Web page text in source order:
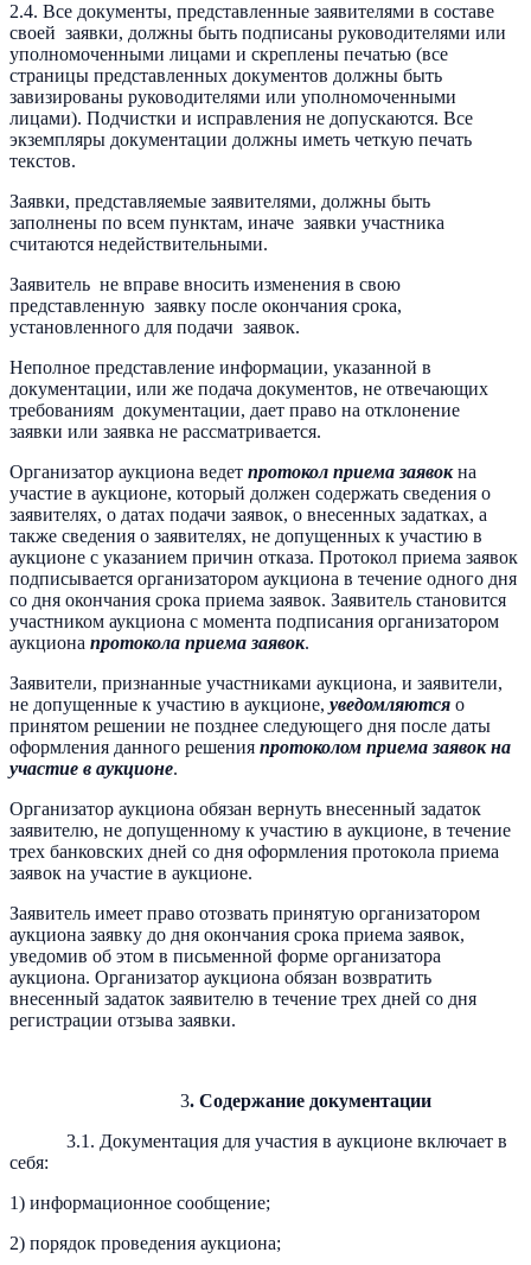
2.4. Все документы, представленные заявителями в составе
своей заявки, должны быть подписаны руководителями или
уполномоченными лицами и скреплены печатью (все
страницы представленных документов должны быть
завизированы руководителями или уполномоченными
лицами). Подчистки и исправления не допускаются. Все
экземпляры документации должны иметь четкую печать
текстов.
Заявки, представляемые заявителями, должны быть
заполнены по всем пунктам, иначе заявки участника
считаются недействительными.
Заявитель не вправе вносить изменения в свою
представленную заявку после окончания срока,
установленного для подачи заявок.
Неполное представление информации, указанной в
документации, или же подача документов, не отвечающих
требованиям документации, дает право на отклонение
заявки или заявка не рассматривается.
Организатор аукциона ведет протокол приема заявокна
участие в аукционе, который должен содержать сведения о
заявителях, о датах подачи заявок, о внесенных задатках, а
также сведения о заявителях, не допущенных к участию в
аукционе с указанием причин отказа. Протокол приема заявок
подписывается организатором аукциона в течение одного дня
со дня окончания срока приема заявок. Заявитель становится
участником аукциона с момента подписания организатором
аукциона протокола приема заявок.
Заявители, признанные участниками аукциона, и заявители,
не допущенные к участию в аукционе, уведомляются о
принятом решении не позднее следующего дня после даты
оформления данного решения протоколом приема заявок на
участие в аукционе.
Организатор аукциона обязан вернуть внесенный задаток
заявителю, не допущенному к участию в аукционе, в течение
трех банковских дней со дня оформления протокола приема
заявок на участие в аукционе.
Заявитель имеет право отозвать принятую организатором
аукциона заявку до дня окончания срока приема заявок,
уведомив об этом в письменной форме организатора
аукциона. Организатор аукциона обязан возвратить
внесенный задаток заявителю в течение трех дней со дня
регистрации отзыва заявки.
3. Содержание документации
3.1. Документация для участия в аукционе включает в
себя:
1) информационное сообщение;
2) порядок проведения аукциона;